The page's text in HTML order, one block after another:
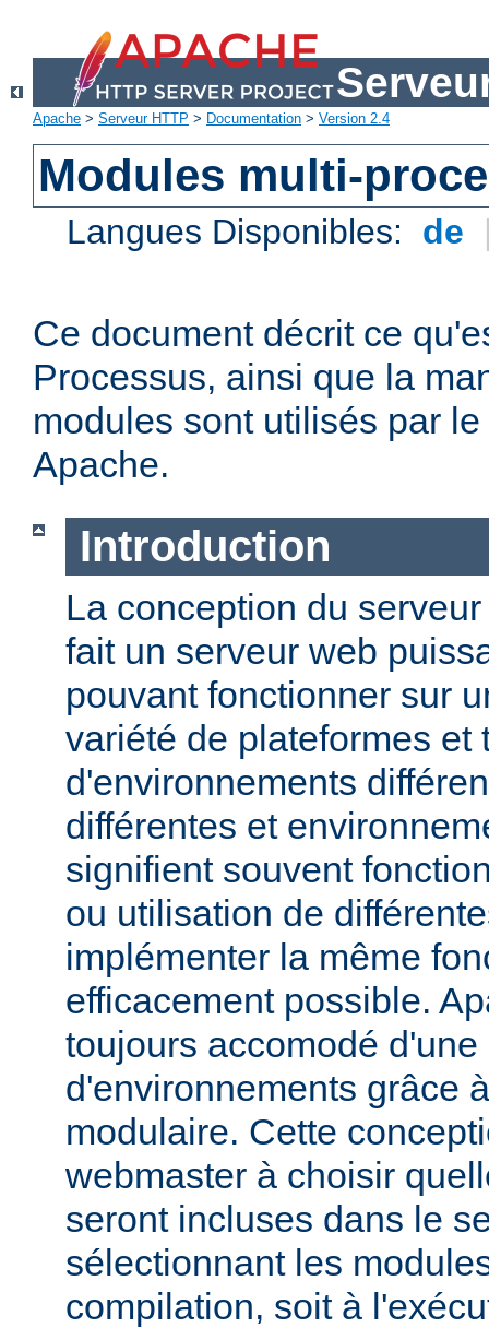
Apache > Serveur HTTP > Documentation > Version 2.4
Modules multi-
Langues Disponibles: de
Ce document décrit ce
Processus, ainsi que la
modules sont utilisés par
Apache.
Introduction
La conception du
fait un serveur web
pouvant fonctionner sur
variété de plateformes et
d'environnements
différentes et
signifient souvent
ou utilisation de
implémenter la même
efficacement possible.
toujours accomodé
d'environnements grâce
modulaire. Cette
webmaster à choisir
seront incluses dans le
sélectionnant les
compilation, soit à